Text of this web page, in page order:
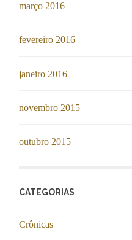
março 2016
fevereiro 2016
janeiro 2016
novembro 2015
outubro 2015
CATEGORIAS
Crônicas